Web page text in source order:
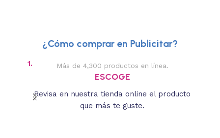
¿Cómo comprar en Publicitar?
1. Más de 4,300 productos en línea.
ESCOGE
Revisa en nuestra tienda online el producto
que más te guste.